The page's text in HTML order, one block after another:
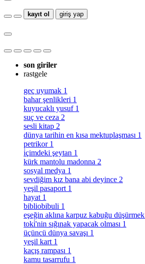
kayıt ol giriş yap
son giriler
rastgele
geç uyumak 1
bahar şenlikleri 1
kuyucaklı yusuf 1
suç ve ceza 2
sesli kitap 2
dünya tarihin en kısa mektuplaşması 1
petrikor 1
i̇çimdeki şeytan 1
kürk mantolu madonna 2
sosyal medya 1
sevdiğim kız bana abi deyince 2
yeşil pasaport 1
hayat 1
bibliobibuli 1
eşeğin aklına karpuz kabuğu düşürmek
toki̇'nin sığınak yapacak olması 1
üçüncü dünya savaşı 1
yeşil kart 1
kaçış rampası 1
kamu tasarrufu 1